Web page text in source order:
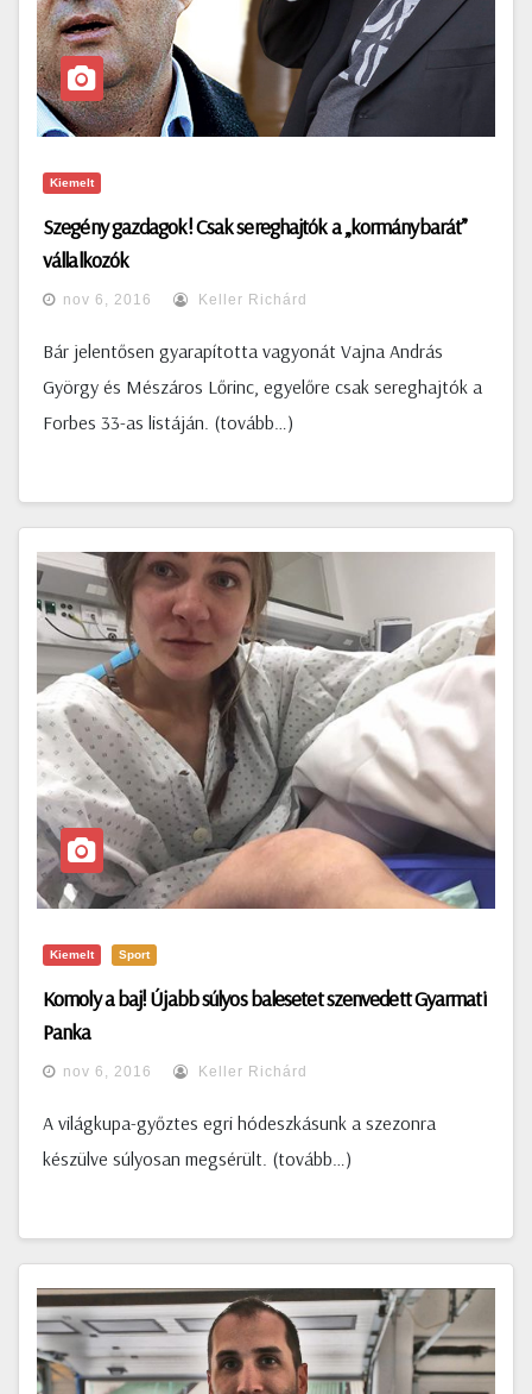
Kiemelt
Szegény gazdagok! Csak sereghajtók a „kormánybarát”
vállalkozók
nov 6, 2016 Keller Richárd
Bár jelentősen gyarapította vagyonát Vajna András
György és Mészáros Lőrinc, egyelőre csak sereghajtók a
Forbes 33-as listáján. (tovább…)
Kiemelt Sport
Komoly a baj! Újabb súlyos balesetet szenvedett Gyarmati
Panka
nov 6, 2016 Keller Richárd
A világkupa-győztes egri hódeszkásunk a szezonra
készülve súlyosan megsérült. (tovább…)